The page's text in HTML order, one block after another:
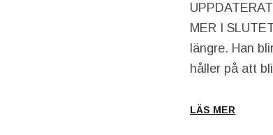
MER I
längre. Han
håller på att
LÄS MER